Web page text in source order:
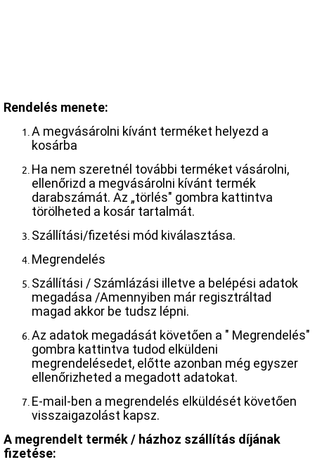
Rendelés menete:
A megvásárolni kívánt terméket helyezd a
kosárba
Ha nem szeretnél további terméket vásárolni,
ellenőrizd a megvásárolni kívánt termék
darabszámát. Az „törlés" gombra kattintva
törölheted a kosár tartalmát.
Szállítási/fizetési mód kiválasztása.
Megrendelés
Szállítási / Számlázási illetve a belépési adatok
megadása /Amennyiben már regisztráltad
magad akkor be tudsz lépni.
Az adatok megadását követően a " Megrendelés"
gombra kattintva tudod elküldeni
megrendelésedet, előtte azonban még egyszer
ellenőrizheted a megadott adatokat.
E-mail-ben a megrendelés elküldését követően
visszaigazolást kapsz.
A megrendelt termék / házhoz szállítás díjának
fizetése: